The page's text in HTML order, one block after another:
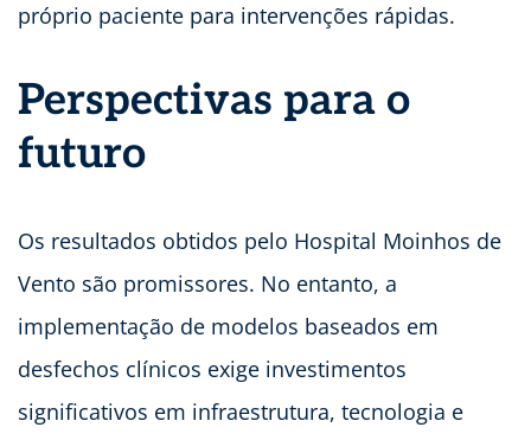
próprio paciente para intervenções rápidas.
Perspectivas para o
futuro
Os resultados obtidos pelo Hospital Moinhos de
Vento são promissores. No entanto, a
implementação de modelos baseados em
desfechos clínicos exige investimentos
significativos em infraestrutura, tecnologia e